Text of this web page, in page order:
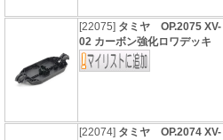
[22075] タミヤ OP.2075 XV-
02 カーボン強化ロワデッキ
[22074] タミヤ OP.2074 XV-